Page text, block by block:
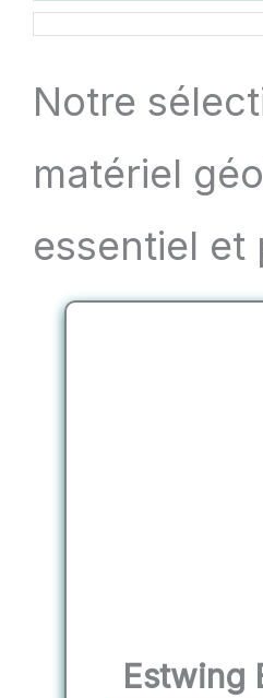
Notre
matériel
essentiel et
Estwing